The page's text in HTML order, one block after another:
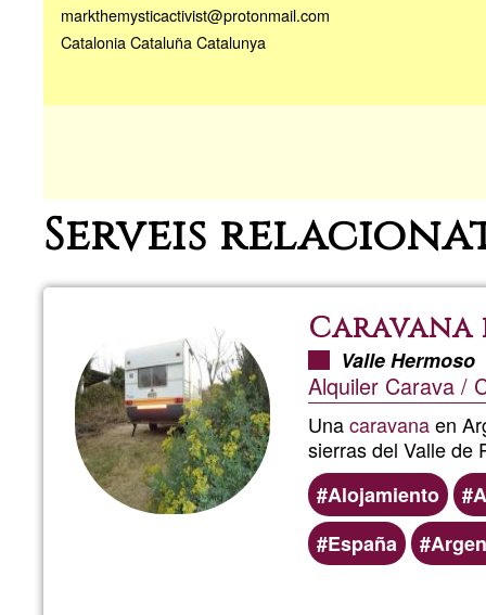
markthemysticactivist@protonmail.com
Catalonia Cataluña Catalunya
Serveis
Caravana
Valle Hermoso
Alquiler Carava /
Unacaravanaen
sierras del Valle de
Alojamiento
España